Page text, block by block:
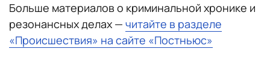
Больше материалов о криминальной хронике и
резонансных делах — читайте в разделе
«Происшествия» на сайте «Постньюс»